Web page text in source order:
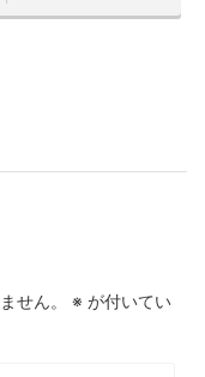
せん。 ※ が付いてい